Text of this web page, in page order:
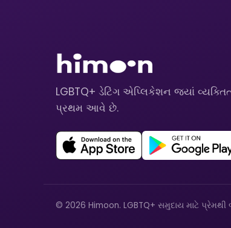
LGBTQ+ ડેટિંગ એપ્લિકેશન જ્યાં
પ્રથમ આવે છે.
© 2026 Himoon. LGBTQ+ સમુદાય માટે પ્રેમથી